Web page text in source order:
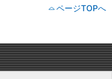
ページTOPへ